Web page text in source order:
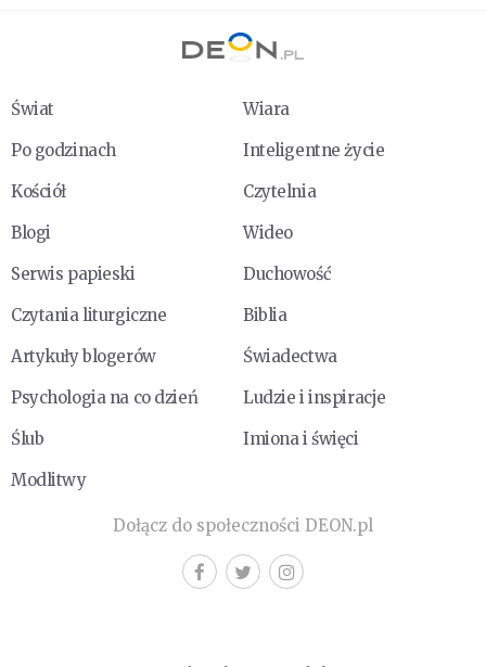
Świat
Wiara
Po godzinach
Inteligentne życie
Kościół
Czytelnia
Blogi
Wideo
Serwis papieski
Duchowość
Czytania liturgiczne
Biblia
Artykuły blogerów
Świadectwa
Psychologia na co dzień
Ludzie i inspiracje
Ślub
Imiona i święci
Modlitwy
Dołącz do społeczności DEON.pl